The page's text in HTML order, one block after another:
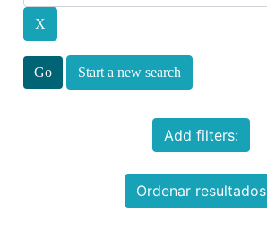
Start a new search
Add filters:
Ordenar resultados